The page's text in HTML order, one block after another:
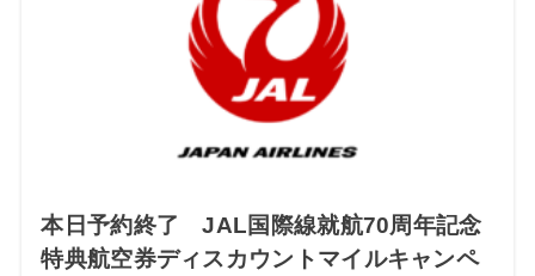
本日予約終了 JAL国際線就航70周年記念
特典航空券ディスカウントマイルキャンペ